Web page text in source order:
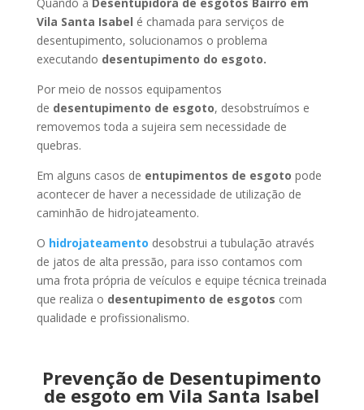
Vila Santa Isabel é chamada para serviços de
desentupimento, solucionamos o problema
executando desentupimento do esgoto.
Por meio de nossos equipamentos
de desentupimento de esgoto, desobstruímos e
removemos toda a sujeira sem necessidade de
quebras.
Em alguns casos de entupimentos de esgoto pode
acontecer de haver a necessidade de utilização de
caminhão de hidrojateamento.
O hidrojateamento desobstrui a tubulação através
de jatos de alta pressão, para isso contamos com
uma frota própria de veículos e equipe técnica treinada
que realiza o desentupimento de esgotos com
qualidade e profissionalismo.
Prevenção de Desentupimento
de esgoto em Vila Santa Isabel